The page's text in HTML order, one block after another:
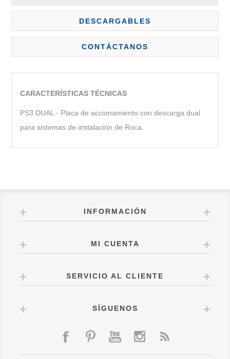
DESCARGABLES
CONTÁCTANOS
CARACTERÍSTICAS TÉCNICAS
PS3 DUAL - Placa de accionamiento con descarga dual
para sistemas de instalación de Roca.
INFORMACIÓN
MI CUENTA
SERVICIO AL CLIENTE
SÍGUENOS